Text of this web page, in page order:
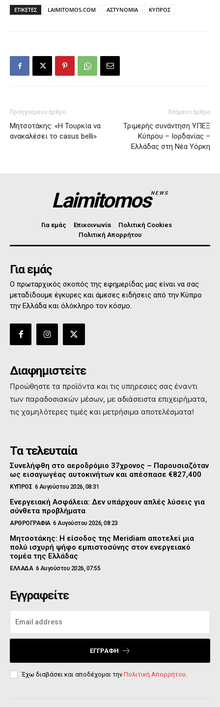
ΕΤΙΚΕΤΕΣ LAIMITOMOS.COM ΑΣΤΥΝΟΜΙΑ ΚΥΠΡΟΣ
Προηγούμενο άρθρο
Μητσοτάκης: «Η Τουρκία να
ανακαλέσει το casus belli»
Επόμενο άρθρο
Τριμερής συνάντηση ΥΠΕΞ
Κύπρου – Ιορδανίας –
Ελλάδας στη Νέα Υόρκη
LaimitomosNEWS
Για εμάς Επικοινωνία
Πολιτική Cookies
Πολιτική Απορρήτου
Για εμάς
Ο πρωταρχικός σκοπός της εφημερίδας μας είναι να σας
μεταδίδουμε έγκυρες και άμεσες ειδήσεις από την Κύπρο
την Ελλάδα και όλόκληρο τον κόσμο.
Διαφημιστείτε
Προώθηστε τα προϊόντα και τις υπηρεσιες σας έναντι
των παραδοσιακών μέσων, με αδιάσειστα επιχειρήματα,
τις χαμηλότερες τιμές και μετρήσιμα αποτελέσματα!
Τα τελευταία
Συνελήφθη στο αεροδρόμιο 37χρονος – Παρουσιαζόταν
ως εισαγωγέας αυτοκινήτων και απέσπασε €827,400
ΚΥΠΡΟΣ 6 Αυγούστου 2026, 08:31
Ενεργειακή Ασφάλεια: Δεν υπάρχουν απλές λύσεις για
σύνθετα προβλήματα
ΑΡΘΡΟΓΡΑΦΙΑ 6 Αυγούστου 2026, 08:23
Μητσοτάκης: Η είσοδος της Meridiam αποτελεί μια
πολύ ισχυρή ψήφο εμπιστοσύνης στον ενεργειακό
τομέα της Ελλάδας
ΕΛΛΑΔΑ 6 Αυγούστου 2026, 07:55
Εγγραφείτε
ΕΓΓΡΑΦΉ
Έχω διαβάσει και αποδέχομαι την Πολιτική Απορρήτου.